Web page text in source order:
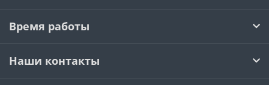
Время работы
Наши контакты